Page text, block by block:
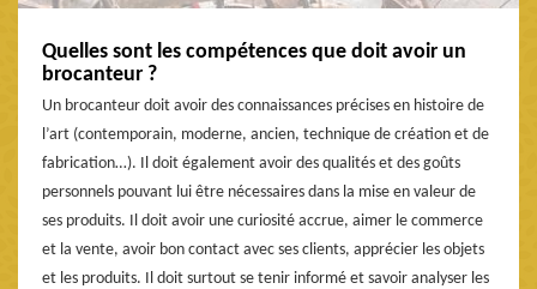
Quelles sont les compétences que doit avoir un
brocanteur ?
Un brocanteur doit avoir des connaissances précises en histoire de
l’art (contemporain, moderne, ancien, technique de création et de
fabrication…). Il doit également avoir des qualités et des goûts
personnels pouvant lui être nécessaires dans la mise en valeur de
ses produits. Il doit avoir une curiosité accrue, aimer le commerce
et la vente, avoir bon contact avec ses clients, apprécier les objets
et les produits. Il doit surtout se tenir informé et savoir analyser les